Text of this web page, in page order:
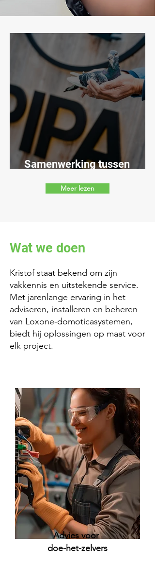
Samenwerking tussen
Meer lezen
Wat we doen
Kristof staat bekend om zijn
vakkennis en uitstekende service.
Met jarenlange ervaring in het
adviseren, installeren en beheren
van Loxone-domoticasystemen,
biedt hij oplossingen op maat voor
elk project.
Advies voor
doe-het-zelvers